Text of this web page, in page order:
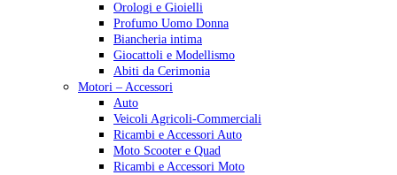
Orologi e Gioielli
Profumo Uomo Donna
Biancheria intima
Giocattoli e Modellismo
Abiti da Cerimonia
Motori – Accessori
Auto
Veicoli Agricoli-Commerciali
Ricambi e Accessori Auto
Moto Scooter e Quad
Ricambi e Accessori Moto